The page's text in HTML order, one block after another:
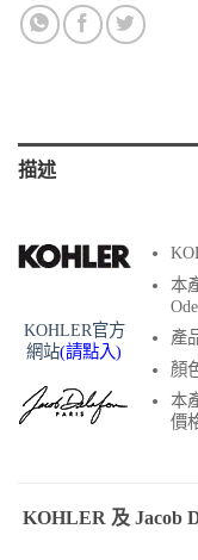
描述
KOHLER官方
網站(請點入)
本
產
顏
本
價
KOHLER 及 Jacob